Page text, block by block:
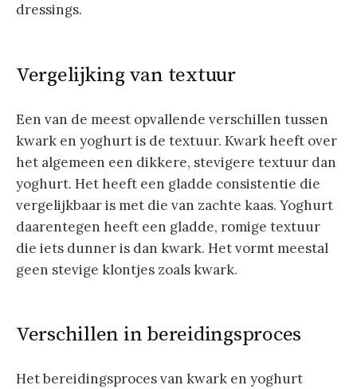
dressings.
Vergelijking van textuur
Een van de meest opvallende verschillen tussen
kwark en yoghurt is de textuur. Kwark heeft over
het algemeen een dikkere, stevigere textuur dan
yoghurt. Het heeft een gladde consistentie die
vergelijkbaar is met die van zachte kaas. Yoghurt
daarentegen heeft een gladde, romige textuur
die iets dunner is dan kwark. Het vormt meestal
geen stevige klontjes zoals kwark.
Verschillen in bereidingsproces
Het bereidingsproces van kwark en yoghurt